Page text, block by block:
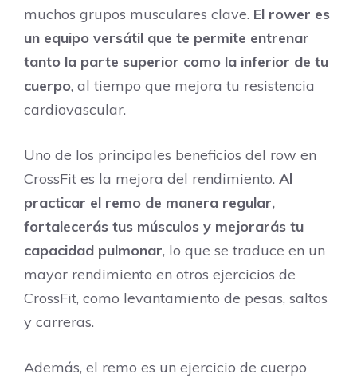
muchos grupos musculares clave. El rower es
un equipo versátil que te permite entrenar
tanto la parte superior como la inferior de tu
cuerpo, al tiempo que mejora tu resistencia
cardiovascular.
Uno de los principales beneficios del row en
CrossFit es la mejora del rendimiento. Al
practicar el remo de manera regular,
fortalecerás tus músculos y mejorarás tu
capacidad pulmonar, lo que se traduce en un
mayor rendimiento en otros ejercicios de
CrossFit, como levantamiento de pesas, saltos
y carreras.
Además, el remo es un ejercicio de cuerpo